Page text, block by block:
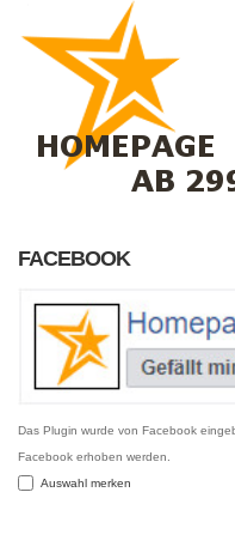
FACEBOOK
Das Plugin wurde von Facebook
Facebook erhoben werden.
Auswahl merken